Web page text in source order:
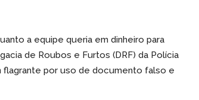
a equipe queria em dinheiro para
de Roubos e Furtos (DRF) da Polícia
flagrante por uso de documento falso e